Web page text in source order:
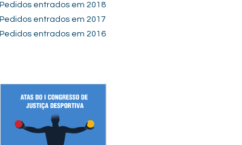
Pedidos entrados em 2018
Pedidos entrados em 2017
Pedidos entrados em 2016